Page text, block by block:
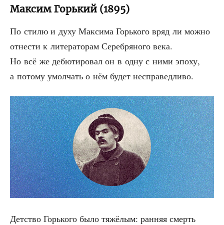
Максим Горький (1895)
По сти­лю и духу Мак­си­ма Горь­ко­го вряд ли мож­но
отне­сти к лите­ра­то­рам Сереб­ря­но­го века.
Но всё же дебю­ти­ро­вал он в одну с ними эпо­ху,
а пото­му умол­чать о нём будет несправедливо.
Дет­ство Горь­ко­го было тяжё­лым: ран­няя смерть